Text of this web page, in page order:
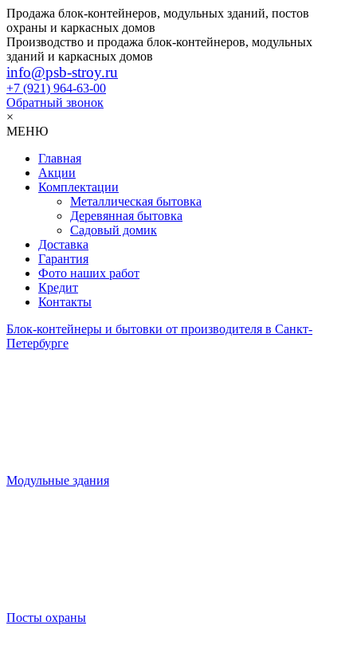
Продажа блок-контейнеров, модульных зданий, постов
охраны и каркасных домов
Производство и продажа блок-контейнеров, модульных
зданий и каркасных домов
info@psb-stroy.ru
+7 (921) 964-63-00
Обратный звонок
×
МЕНЮ
Главная
Акции
Комплектации
Металлическая бытовка
Деревянная бытовка
Садовый домик
Доставка
Гарантия
Фото наших работ
Кредит
Контакты
Блок-контейнеры и бытовки от производителя в Санкт-
Петербурге
Модульные здания
Посты охраны